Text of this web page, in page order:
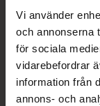
Vi använder
och annonserna
för sociala
vidarebefordrar
information från
annons- och